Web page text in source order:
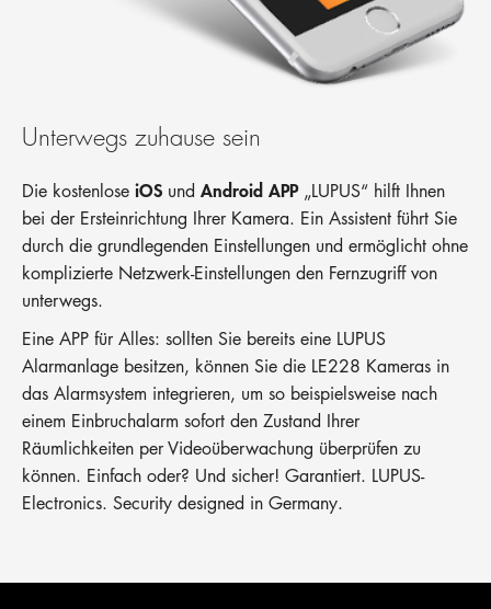
Unterwegs zuhause sein
Die kostenlose iOS und Android APP„LUPUS“ hilft Ihnen
bei der Ersteinrichtung Ihrer Kamera. Ein Assistent führt Sie
durch die grundlegenden Einstellungen und ermöglicht ohne
komplizierte Netzwerk-Einstellungen den Fernzugriff von
unterwegs.
Eine APP für Alles: sollten Sie bereits eine LUPUS
Alarmanlage besitzen, können Sie die LE228 Kameras in
das Alarmsystem integrieren, um so beispielsweise nach
einem Einbruchalarm sofort den Zustand Ihrer
Räumlichkeiten per Videoüberwachung überprüfen zu
können. Einfach oder? Und sicher! Garantiert. LUPUS-
Electronics. Security designed in Germany.